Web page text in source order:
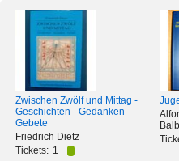
Zwischen Zwölf und Mittag -
Geschichten - Gedanken -
Gebete
Friedrich Dietz
Tickets: 1